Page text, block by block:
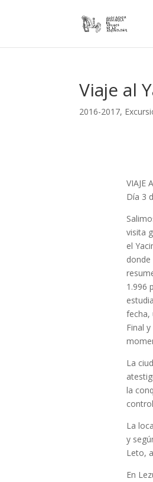
Viaje al
2016-2017,
VIAJE
Día 3
visita
el
1.996
fecha,
Final
La
la
La
y
Leto,
En